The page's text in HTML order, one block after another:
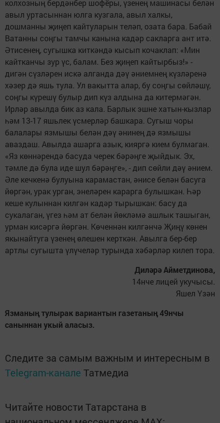
колхозның бердәнбер шофёры, үзенең машинасы белән
авыл уртасыннан юлга кузгала, авыл халкы,
дошманны җиңеп кайтуларын теләп, озата бара. Бабай
Ватанны соңгы тамчы канына кадәр сакларга ант итә.
Әтисенең, сугышка киткәндә кысып кочаклап: «Мин
кайтканчы зур үс, балам. Без җиңеп кайтырбыз!» -
дигән сүзләрен искә алганда дәү әниемнең күзләренә
хәзер дә яшь тула. Ул вакытта алар, бу соңгы сөйләшү,
соңгы күрешү булыр дип күз алдына да китермәгән.
Ирләр авылда бик аз кала. Барлык эшне хатын-кызлар
һәм 13-17 яшьлек үсмерләр башкара. Сугыш чоры
балалары язмышы белән дәү әнинең дә язмышы
аваздаш. Авылда ашарга азык, кияргә кием булмаган.
«Яз көннәрендә басуда черек бәрәңге җыйдык. Эх,
тәмле дә була иде шул бәрәңге», - дип сөйли дәү әнием.
Әле кечкенә булуына карамастан, әнисе белән басуга
йөргән, урак урган, энеләрен карарга булышкан. Һәр
кеше кулыннан килгән кадәр тырышкан: басу да
сукалаган, үгез һәм ат белән йөкләмә ашлык ташыган,
урман кисәргә йөргән. Көченнән килгәнчә Җиңү көнен
якынайтуга үзенең өлешен керткән. Авылга бер-бер
артлы сугышта үлүчеләр турында хәбәрләр килеп тора.
Диләрә Айметдинова,
14нче лицей укучысы.
Яшел Үзән
Язманың тулырак вариантын газетаның 49нчы
саныннан укый аласыз.
Следите за самым важным и интересным в
Telegram-канале Татмедиа
Читайте новости Татарстана в